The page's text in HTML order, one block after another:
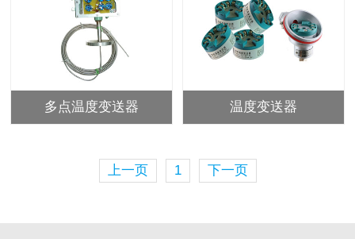
多点温度变送器 温度变送器
上一页 1 下一页